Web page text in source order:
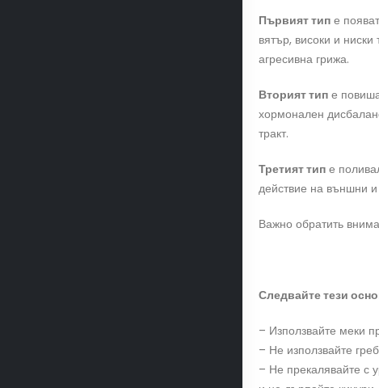
Първият тип е
вятър, високи и
агресивна грижа.
Вторият тип е
хормонален
тракт.
Третият тип е
действие на външни
Важно обратить
Следвайте тези
– Използвайте меки
– Не използвайте
– Не прекалявайте с